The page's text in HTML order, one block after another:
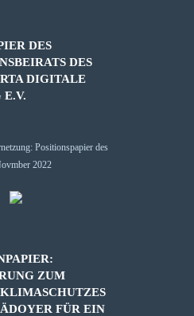
DES
DES
DIGITALE
E.V.
ZUM
FÜR EIN